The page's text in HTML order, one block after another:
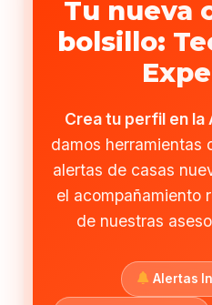
Tu nueva
bolsillo:
Crea tu perfil en la
damos herramientas
alertas de casas
el acompañamiento
de nuestras
Alertas